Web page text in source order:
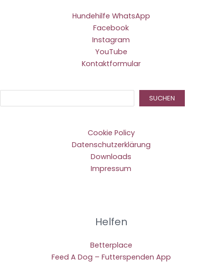
Hundehilfe WhatsApp
Facebook
Instagram
YouTube
Kontaktformular
SUCHEN
Cookie Policy
Datenschutzerklärung
Downloads
Impressum
Helfen
Betterplace
Feed A Dog – Futterspenden App